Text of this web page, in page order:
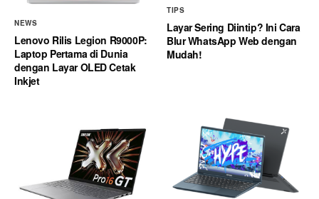
NEWS
Lenovo Rilis Legion R9000P:
Laptop Pertama di Dunia
dengan Layar OLED Cetak
Inkjet
TIPS
Layar Sering Diintip? Ini Cara
Blur WhatsApp Web dengan
Mudah!